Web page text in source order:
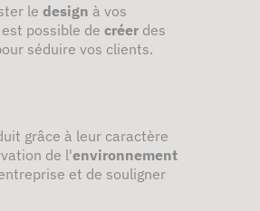
le design à vos
possible de créer des
séduire vos clients.
grâce à leur caractère
de l'environnement
et de souligner